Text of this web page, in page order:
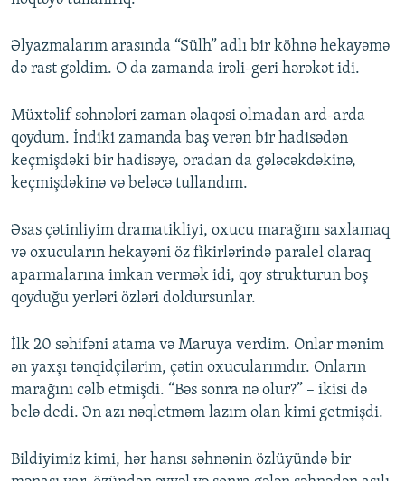
Əlyazmalarım arasında “Sülh” adlı bir köhnə hekayəmə
də rast gəldim. O da zamanda irəli-geri hərəkət idi.
Müxtəlif səhnələri zaman əlaqəsi olmadan ard-arda
qoydum. İndiki zamanda baş verən bir hadisədən
keçmişdəki bir hadisəyə, oradan da gələcəkdəkinə,
keçmişdəkinə və beləcə tullandım.
Əsas çətinliyim dramatikliyi, oxucu marağını saxlamaq
və oxucuların hekayəni öz fikirlərində paralel olaraq
aparmalarına imkan vermək idi, qoy strukturun boş
qoyduğu yerləri özləri doldursunlar.
İlk 20 səhifəni atama və Maruya verdim. Onlar mənim
ən yaxşı tənqidçilərim, çətin oxucularımdır. Onların
marağını cəlb etmişdi. “Bəs sonra nə olur?” – ikisi də
belə dedi. Ən azı nəqletməm lazım olan kimi getmişdi.
Bildiyimiz kimi, hər hansı səhnənin özlüyündə bir